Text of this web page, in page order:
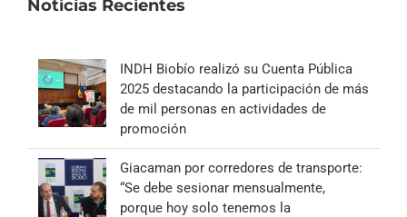
Noticias Recientes
INDH Biobío realizó su Cuenta Pública
2025 destacando la participación de más
de mil personas en actividades de
promoción
Giacaman por corredores de transporte:
“Se debe sesionar mensualmente,
porque hoy solo tenemos la